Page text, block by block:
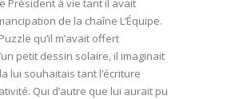
Président à vie tant il avait
de la chaîne L’Équipe.
qu’il m’avait offert
petit dessin solaire, il imaginait
lui souhaitais tant l’écriture
Qui d’autre que lui aurait pu